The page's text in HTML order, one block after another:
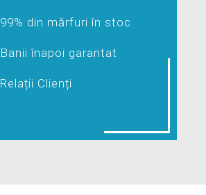
99% din mărfuri în stoc
Banii înapoi garantat
Relații Clienți